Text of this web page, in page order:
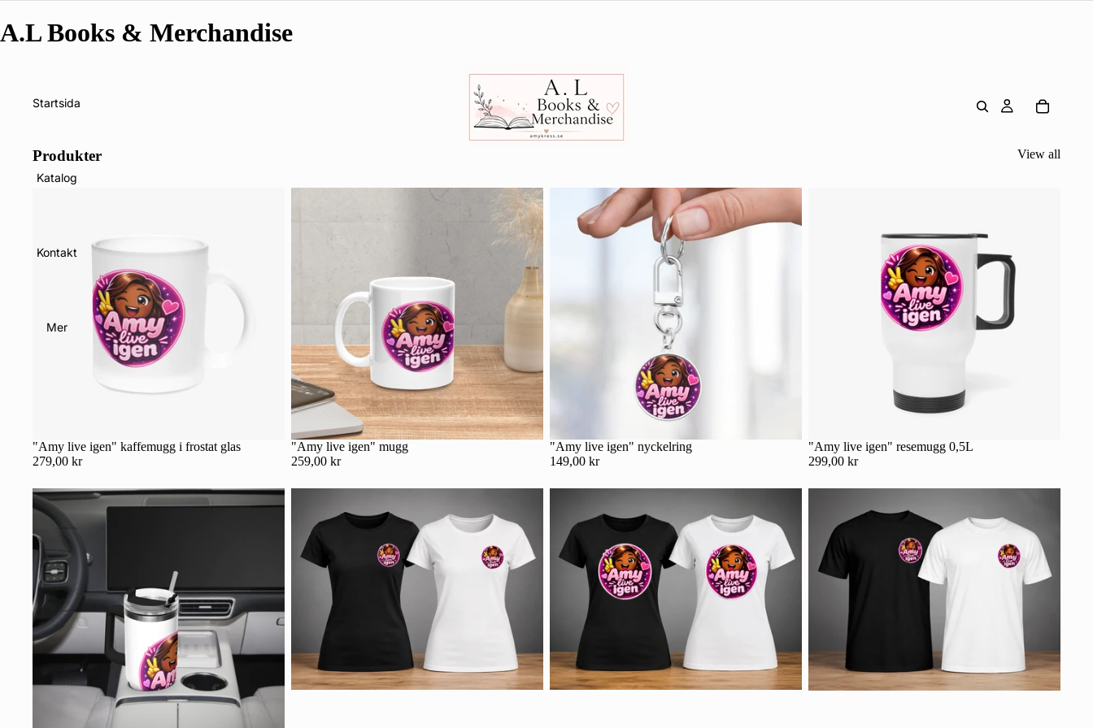
A.L Books & Merchandise
Startsida
Katalog
Kontakt
Mer
Produkter View all
"Amy live igen" kaffemugg i frostat glas
279,00 kr
"Amy live igen" mugg
259,00 kr
"Amy live igen" nyckelring
149,00 kr
"Amy live igen" resemugg 0,5L
299,00 kr